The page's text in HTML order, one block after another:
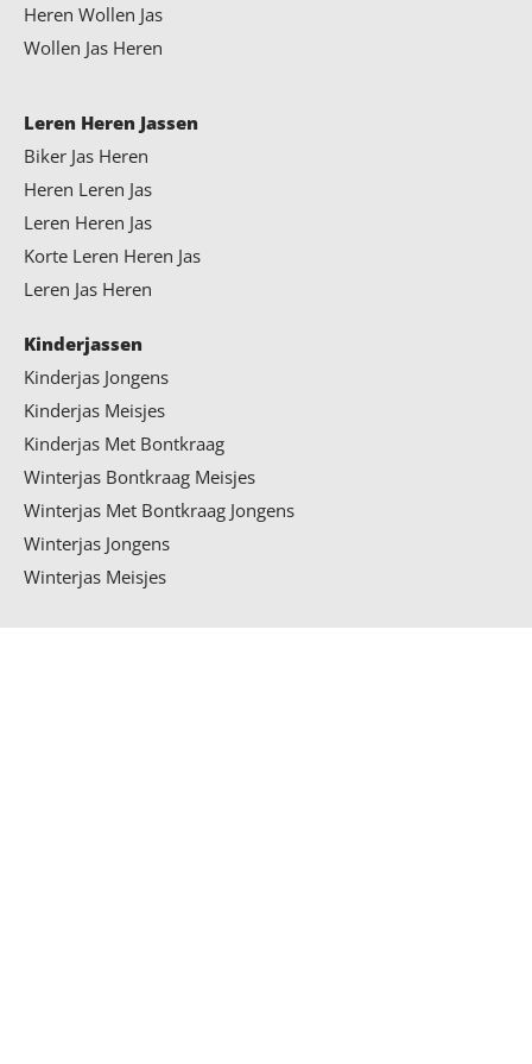
Heren Wollen Jas
Wollen Jas Heren
Leren Heren Jassen
Biker Jas Heren
Heren Leren Jas
Leren Heren Jas
Korte Leren Heren Jas
Leren Jas Heren
Kinderjassen
Kinderjas Jongens
Kinderjas Meisjes
Kinderjas Met Bontkraag
Winterjas Bontkraag Meisjes
Winterjas Met Bontkraag Jongens
Winterjas Jongens
Winterjas Meisjes